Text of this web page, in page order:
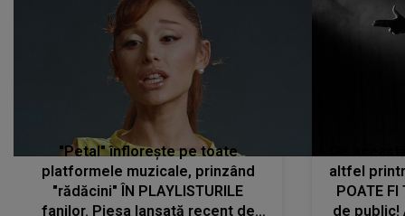
"Petal" înflorește pe toate
platformele muzicale, prinzând
"rădăcini" ÎN PLAYLISTURILE
fanilor. Piesa lansată recent de
altfel
POATE FI
de public!